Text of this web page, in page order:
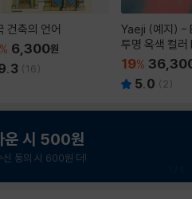
건축의 언어
% 6,300원
(16)
Yaeji (예지) -
투명 옥색 컬
19%
5.0 ( 2)
운 시 500원
동의 시 600원 더!